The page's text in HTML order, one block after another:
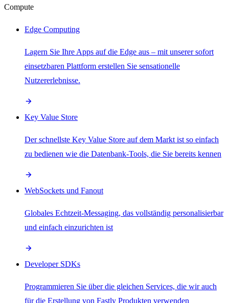
Compute
Edge Computing
Lagern Sie Ihre Apps auf die Edge aus – mit unserer sofort
einsetzbaren Plattform erstellen Sie sensationelle
Nutzererlebnisse.
Key Value Store
Der schnellste Key Value Store auf dem Markt ist so einfach
zu bedienen wie die Datenbank-Tools, die Sie bereits kennen
WebSockets und Fanout
Globales Echtzeit-Messaging, das vollständig personalisierbar
und einfach einzurichten ist
Developer SDKs
Programmieren Sie über die gleichen Services, die wir auch
für die Erstellung von Fastly Produkten verwenden